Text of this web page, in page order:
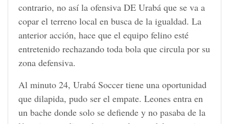
contrario, no así la ofensiva DE Urabá que se va a
copar el terreno local en busca de la igualdad. La
anterior acción, hace que el equipo felino esté
entretenido rechazando toda bola que circula por su
zona defensiva.
Al minuto 24, Urabá Soccer tiene una oportunidad
que dilapida, pudo ser el empate. Leones entra en
un bache donde solo se defiende y no pasaba de la